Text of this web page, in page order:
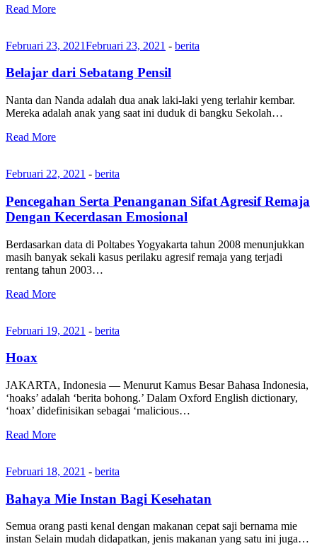
Read More
Februari 23, 2021Februari 23, 2021 - berita
Belajar dari Sebatang Pensil
Nanta dan Nanda adalah dua anak laki-laki yeng terlahir kembar.
Mereka adalah anak yang saat ini duduk di bangku Sekolah…
Read More
Februari 22, 2021 - berita
Pencegahan Serta Penanganan Sifat Agresif Remaja
Dengan Kecerdasan Emosional
Berdasarkan data di Poltabes Yogyakarta tahun 2008 menunjukkan
masih banyak sekali kasus perilaku agresif remaja yang terjadi
rentang tahun 2003…
Read More
Februari 19, 2021 - berita
Hoax
JAKARTA, Indonesia — Menurut Kamus Besar Bahasa Indonesia,
‘hoaks’ adalah ‘berita bohong.’ Dalam Oxford English dictionary,
‘hoax’ didefinisikan sebagai ‘malicious…
Read More
Februari 18, 2021 - berita
Bahaya Mie Instan Bagi Kesehatan
Semua orang pasti kenal dengan makanan cepat saji bernama mie
instan Selain mudah didapatkan, jenis makanan yang satu ini juga…